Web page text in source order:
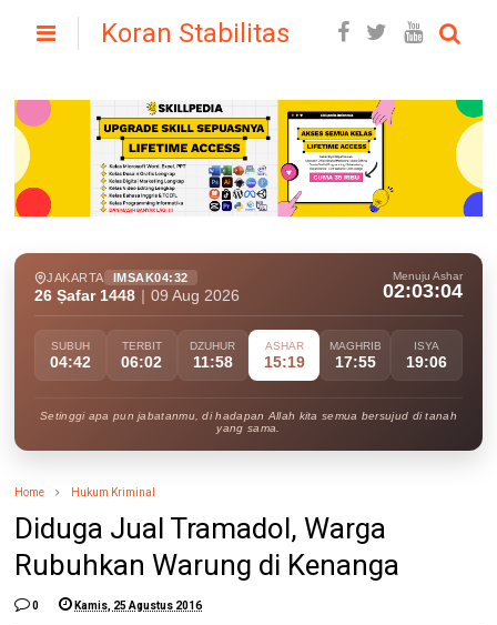
Koran Stabilitas
JAKARTA IMSAK04:32
26 Ṣafar 1448 09 Aug 2026
Menuju Ashar
02:03:03
SUBUH
04:42
TERBIT
06:02
DZUHUR
11:58
ASHAR
15:19
MAGHRIB
17:55
ISYA
19:06
Setinggi apa pun jabatanmu, di hadapan Allah kita semua bersujud di tanah
yang sama.
Home Hukum Kriminal
Diduga Jual Tramadol, Warga
Rubuhkan Warung di Kenanga
0 Kamis, 25 Agustus 2016